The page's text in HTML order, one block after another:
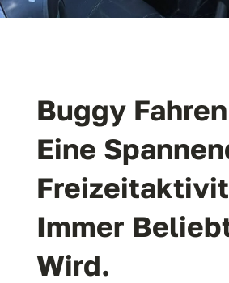
Buggy
Eine
Immer
Wird.